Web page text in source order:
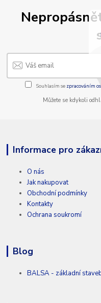
Souhlasím se zpracováním
Můžete se kdykoli
Informace pro
O nás
Jak nakupovat
Obchodní podmínky
Kontakty
Ochrana soukromí
Blog
BALSA - základní